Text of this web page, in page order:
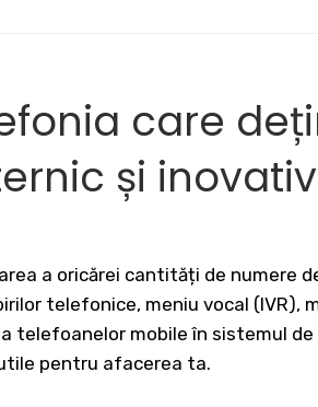
care
și
a oricărei cantități de numere
telefonice, meniu vocal (IVR),
telefoanelor mobile în sistemul
pentru afacerea ta.